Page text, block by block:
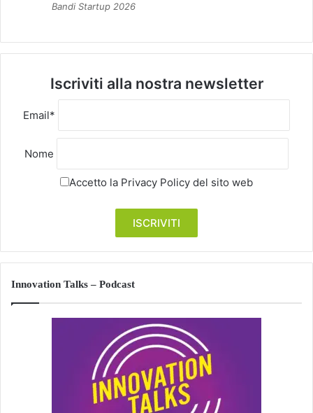
Bandi Startup 2026
Iscriviti alla nostra newsletter
Email*
Nome
Accetto la Privacy Policy del sito web
Innovation Talks – Podcast